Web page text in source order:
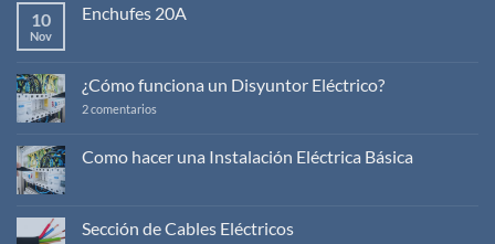
10
Nov
Enchufes 20A
en
Enchufes
20A
¿Cómo funciona un Disyuntor Eléctrico?
2 comentarios
Disyuntor
Como hacer una Instalación Eléctrica Básica
en
Como
Sección de Cables Eléctricos